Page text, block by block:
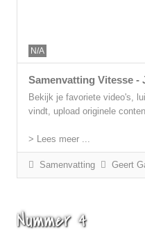
N/A
Samenvatting Vitesse -
Bekijk je favoriete video's,
vindt, upload originele
> Lees meer ...
Samenvatting Geert
Nummer 4